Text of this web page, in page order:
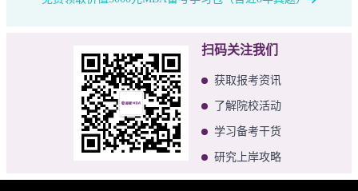
扫码关注我们
获取报考资讯
了解院校活动
学习备考干货
研究上岸攻略